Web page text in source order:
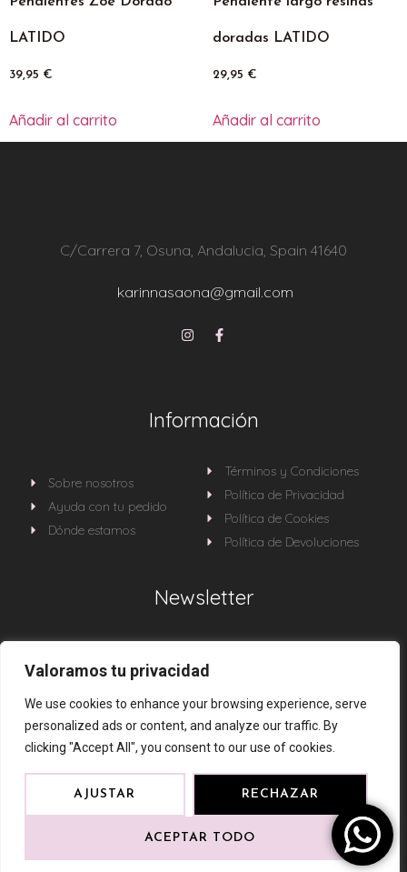
Valoramos tu privacidad
We use cookies to enhance your browsing experience, serve
personalized ads or content, and analyze our traffic. By
clicking "Accept All", you consent to our use of cookies.
AJUSTAR RECHAZAR
ACEPTAR TODO
LATIDO
39,95 €
Añadir al carrito
doradas LATIDO
29,95 €
Añadir al carrito
C/Carrera 7, Osuna, Andalucia, Spain 41640
karinnasaona@gmail.com
Información
Sobre nosotros
Ayuda con tu pedido
Dónde estamos
Términos y Condiciones
Política de Privacidad
Política de Cookies
Política de Devoluciones
Newsletter
novedades
Karinna Saona Complementos © 2024